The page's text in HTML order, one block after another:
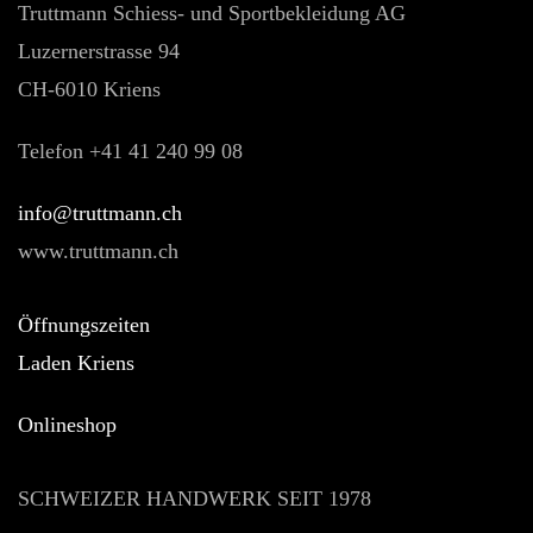
Truttmann Schiess- und Sportbekleidung AG
Luzernerstrasse 94
CH-6010 Kriens
Telefon +41 41 240 99 08
hc.nnamtturt@ofni
www.truttmann.ch
Öffnungszeiten
Laden Kriens
Onlineshop
SCHWEIZER HANDWERK SEIT 1978